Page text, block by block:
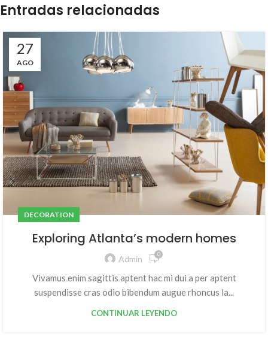
Entradas relacionadas
27
AGO
DECORATION
Exploring Atlanta’s modern homes
Admin 0
Vivamus enim sagittis aptent hac mi dui a per aptent
suspendisse cras odio bibendum augue rhoncus la...
CONTINUAR LEYENDO